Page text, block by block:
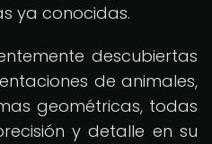
ya conocidas.
descubiertas
de animales,
geométricas, todas
y detalle en su